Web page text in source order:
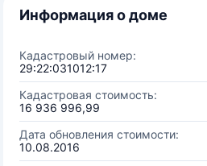
Информация о доме
Кадастровый номер:
29:22:031012:17
Кадастровая стоимость:
16 936 996,99
Дата обновления стоимости:
10.08.2016